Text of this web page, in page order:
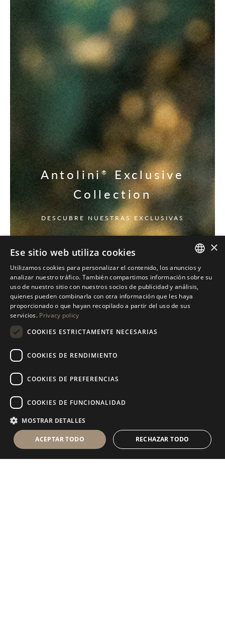
Antolini® Exclusive
Collection
DESCUBRE NUESTRAS EXCLUSIVAS
ITALIAN
ENGLISH
SPANISH
×
Ese sitio web utiliza cookies
Utilizamos cookies para personalizar el contenido, los anuncios y
analizar nuestro tráfico. También compartimos información sobre su
uso de nuestro sitio con nuestros socios de publicidad y análisis,
quienes pueden combinarla con otra información que les haya
proporcionado o que hayan recopilado a partir del uso de sus
servicios. Privacy policy
COOKIES ESTRICTAMENTE NECESARIAS
COOKIES DE RENDIMIENTO
COOKIES DE PREFERENCIAS
COOKIES DE FUNCIONALIDAD
MOSTRAR DETALLES
ACEPTAR TODO RECHAZAR TODO